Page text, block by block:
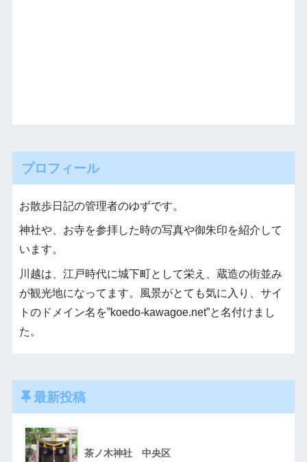
プロフィール
お散歩日記の管理者のゆずです。
神社や、お寺を参拝した時の写真や御朱印を紹介して
います。
川越は、江戸時代に城下町として栄え、蔵造の街並み
が観光地になってます。風景がとても気に入り、サイ
トのドメイン名を”koedo-kawagoe.net”と名付けまし
た。
最新投稿
茶ノ木神社 中央区